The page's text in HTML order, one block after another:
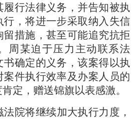
履行法律义务，并告知被执
行，将进一步采取纳入失信
措施，甚至可能追究抗拒
周某迫于压力 主动联系法
书确定的义务，该案得以执
件执行效率及办案人员的
定，赠送锦旗以表感激。
院将继续加大执行力度，